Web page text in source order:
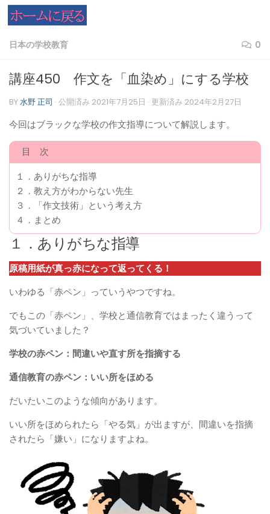
コンテンツへスキップ
日本の学校教育 0
講座450 作文を「血染め」にする学校
BY水野 正司 · 公開済み 2021年7月25日 · 更新済み 2024年2月27日
今回はブラックな学校の作文指導について解説します。
目 次
１．ありがちな指導
２．教え方がわからない先生
３．「作文技術」という考え方
４．まとめ
１．ありがちな指導
原稿用紙が真っ赤になって返ってくる！
いわゆる「赤ペン」っていうやつですね。
でもこの「赤ペン」、学校と通信教育ではまったく違うって
気づいていました？
学校の赤ペン：間違いや直す所を指摘する
通信教育の赤ペン：いい所をほめる
だいたいこのような傾向があります。
いい所をほめられたら「やる気」が出ますが、間違いを指摘
されたら「嫌い」になりますよね。